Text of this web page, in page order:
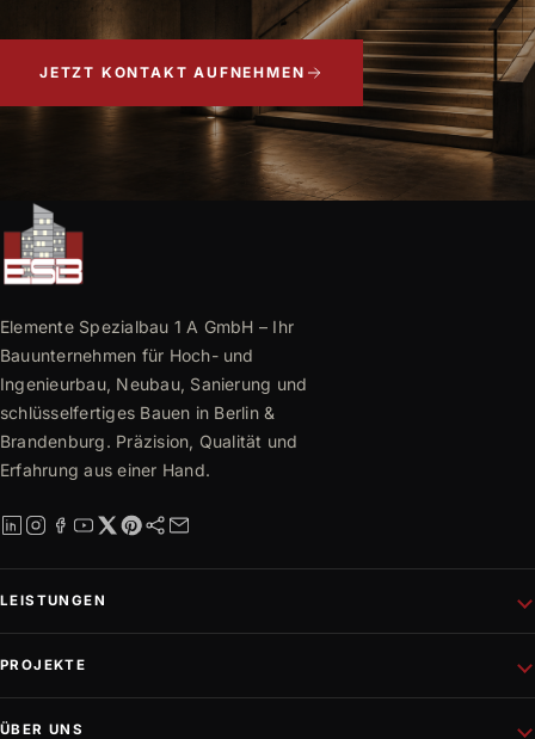
JETZT KONTAKT AUFNEHMEN
Elemente Spezialbau 1 A GmbH – Ihr
Bauunternehmen für Hoch- und
Ingenieurbau, Neubau, Sanierung und
schlüsselfertiges Bauen in Berlin &
Brandenburg. Präzision, Qualität und
Erfahrung aus einer Hand.
LEISTUNGEN
PROJEKTE
ÜBER UNS